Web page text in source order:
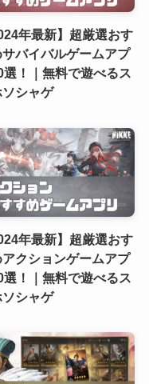
年最新】超厳選おす
バイバルゲームアプ
選！｜無料で遊べるス
ソシャゲ
年最新】超厳選おす
クションゲームアプ
選！｜無料で遊べるス
ソシャゲ